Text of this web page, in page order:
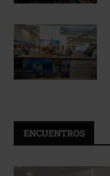
ENCUENTROS